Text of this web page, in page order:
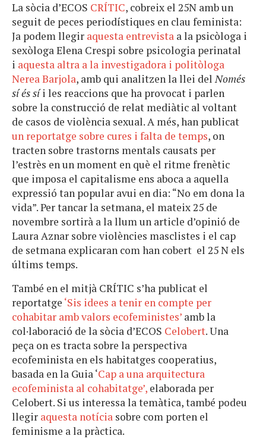
La sòcia d’ECOS CRÍTIC, cobreix el 25N amb un
seguit de peces periodístiques en clau feminista:
Ja podem llegir aquesta entrevista a la psicòloga i
sexòloga Elena Crespi sobre psicologia perinatal
i aquesta altra a la investigadora i politòloga
Nerea Barjola, amb qui analitzen la llei delNomés
sí és síi les reaccions que ha provocat i parlen
sobre la construcció de relat mediàtic al voltant
de casos de violència sexual. A més, han publicat
un reportatge sobre cures i falta de temps, on
tracten sobre trastorns mentals causats per
l’estrès en un moment en què el ritme frenètic
que imposa el capitalisme ens aboca a aquella
expressió tan popular avui en dia: “No em dona la
vida”. Per tancar la setmana, el mateix 25 de
novembre sortirà a la llum un article d’opinió de
Laura Aznar sobre violències masclistes i el cap
de setmana explicaran com han cobert el 25 N els
últims temps.
També en el mitjà CRÍTIC s’ha publicat el
reportatge ‘Sis idees a tenir en compte per
cohabitar amb valors ecofeministes’ amb la
col·laboració de la sòcia d’ECOS Celobert. Una
peça on es tracta sobre la perspectiva
ecofeminista en els habitatges cooperatius,
basada en la Guia ‘Cap a una arquitectura
ecofeminista al cohabitatge’, elaborada per
Celobert. Si us interessa la temàtica, també podeu
llegir aquesta notícia sobre com porten el
feminisme a la pràctica.